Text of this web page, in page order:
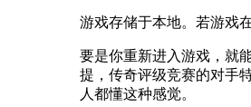
游戏存储于本地。若游戏
要是你重新进入游戏，就
提，传奇评级竞赛的对手
人都懂这种感觉。